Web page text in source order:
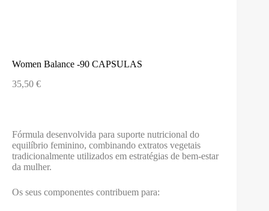
Women Balance -90 CAPSULAS
35,50 €
Fórmula desenvolvida para suporte nutricional do
equilíbrio feminino, combinando extratos vegetais
tradicionalmente utilizados em estratégias de bem-estar
da mulher.
Os seus componentes contribuem para: